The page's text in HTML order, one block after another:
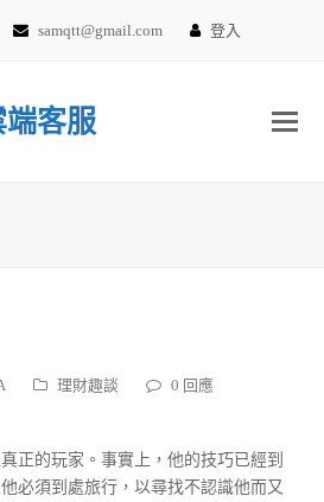
samqtt@gmail.com 登入
端客服
理財趣談
0 回應
正的玩家。事實上，他的技巧已經到
必須到處旅行，以尋找不認識他而又